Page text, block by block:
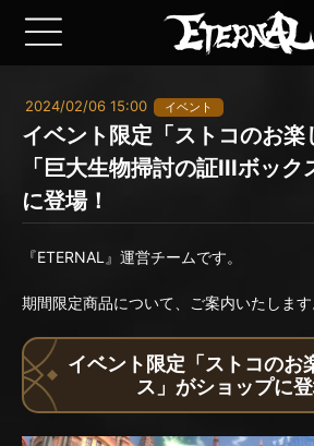
2024/02/06 15:00 イベント
イベント限定「ストコのお楽
「巨大生物掃討の証IIIボッ
に登場！
『ETERNAL』運営チームです。
期間限定商品について、ご案内いたします
イベント限定「ストコのお
ス」がショップに登